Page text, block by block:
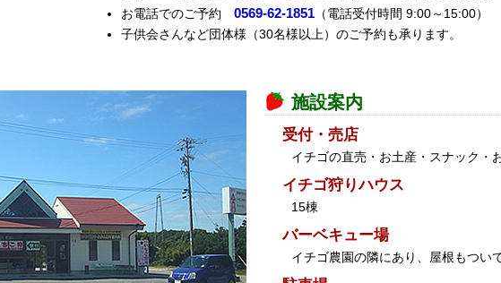
お電話でのご予約 0569-62-1851 （電話受付時間 9:00～15:00）
子供会さんなど団体様（30名様以上）のご予約も承ります。
施設案内
受付・売店
イチゴの直売・お土産・スナック・
イチゴ狩りハウス
15棟
バーベキュー場
イチゴ農園の隣にあり、屋根もつい